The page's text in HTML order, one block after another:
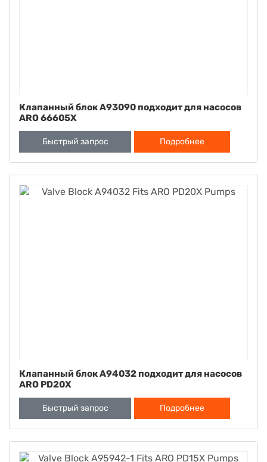
Клапанный блок A93090 подходит для насосов
ARO 66605X
Быстрый запрос Подробнее
Клапанный блок A94032 подходит для насосов
ARO PD20X
Быстрый запрос Подробнее